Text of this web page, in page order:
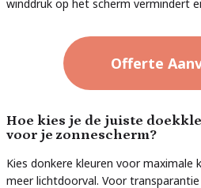
winddruk op het scherm vermindert
Offerte
Hoe kies je de juiste
voor je zonnescherm?
Kies donkere kleuren voor maximale
meer lichtdoorval. Voor